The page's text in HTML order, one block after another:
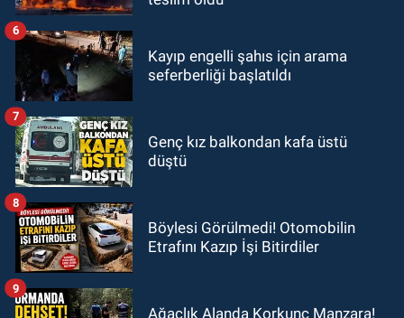
Kayıp engelli şahıs için arama
seferberliği başlatıldı
6
Genç kız balkondan kafa üstü
düştü
7
Böylesi Görülmedi! Otomobilin
Etrafını Kazıp İşi Bitirdiler
8
Ağaçlık Alanda Korkunç Manzara!
9